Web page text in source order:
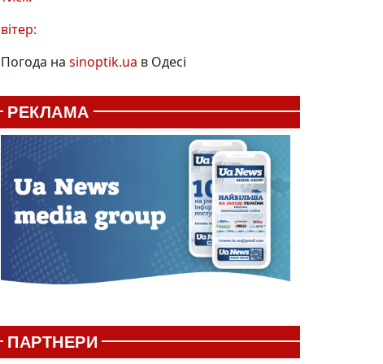
вітер:
Погода на sinoptik.ua в Одесі
РЕКЛАМА
ПАРТНЕРИ